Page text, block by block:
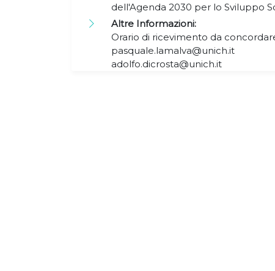
dell'Agenda 2030 per lo Sviluppo
Altre Informazioni:
Orario di ricevimento da
pasquale.lamalva@unich.it
adolfo.dicrosta@unich.it